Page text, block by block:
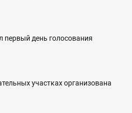
первый день голосования
участках организована